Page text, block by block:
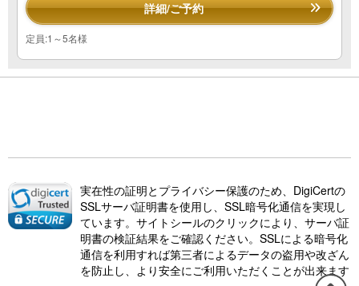
詳細/ご予約
定員:1～5名様
実在性の証明とプライバシー保護のため、DigiCertの
SSLサーバ証明書を使用し、SSL暗号化通信を実現し
ています。サイトシールのクリックにより、サーバ証
明書の検証結果をご確認ください。SSLによる暗号化
通信を利用すれば第三者によるデータの盗用や改ざん
を防止し、より安全にご利用いただくことが出来ます